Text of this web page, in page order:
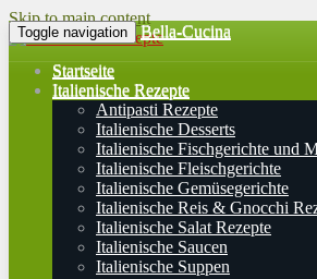
Skip to main content
Toggle navigation Bella-Cucina
Startseite
Italienische Rezepte
Antipasti Rezepte
Italienische Desserts
Italienische Fischgerichte und
Italienische Fleischgerichte
Italienische Gemüsegerichte
Italienische Reis & Gnocchi
Italienische Salat Rezepte
Italienische Saucen
Italienische Suppen